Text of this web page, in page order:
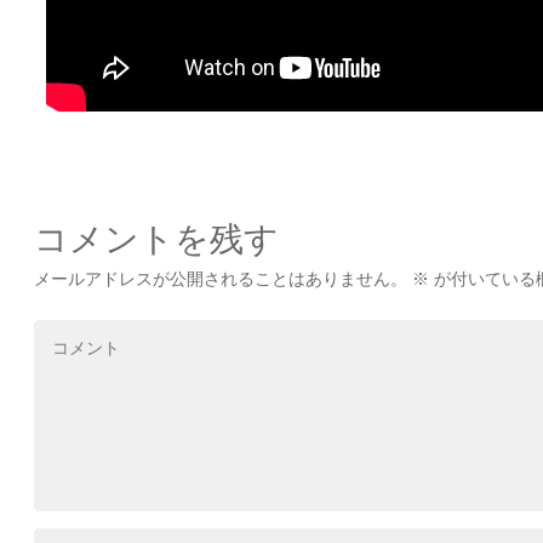
コメントを残す
メールアドレスが公開されることはありません。 ※ が付いている